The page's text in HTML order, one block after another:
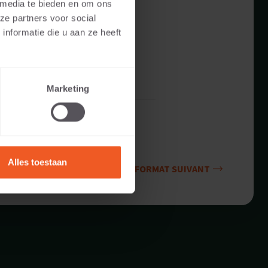
te bieden en om ons
partners voor social
die u aan ze heeft
Marketing
Alles toestaan
FORMAT SUIVANT